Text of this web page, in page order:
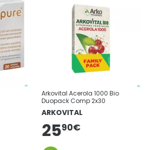
Arkovital Acerola 1000 Bio
Duopack Comp 2x30
ARKOVITAL
2590€